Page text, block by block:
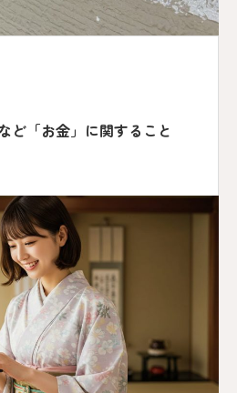
ど「お金」に関すること